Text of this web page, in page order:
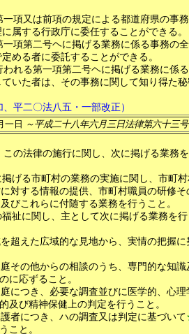
項又は前項の規定による都道府県の事
属する行政庁に委任することができる。
項第二号ヘに掲げる業務に係る事務の
める者に委託することができる。
れる第一項第二号ヘに掲げる業務に係
いた者は、その事務に関して知り得た
平二〇法八五・一部改正）
一日 ～平成二十八年六月三日法律第六十三
この法律の施行に関し、次に掲げる業務
げる市町村の業務の実施に関し、市町
対する情報の提供、市町村職員の研修そ
びこれらに付随する業務を行うこと。
祉に関し、主として次に掲げる業務を
超えた広域的な見地から、実情の把握に
その他からの相談のうち、専門的な知識
に応ずること。
につき、必要な調査並びに医学的、心理
及び精神保健上の判定を行うこと。
者につき、ハの調査又は判定に基づいて
こと。